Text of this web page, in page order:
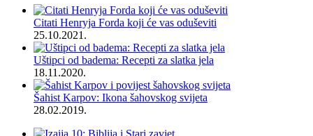
Citati Henryja Forda koji će vas oduševiti
25.10.2021.
Uštipci od badema: Recepti za slatka jela
18.11.2020.
Šahist Karpov: Ikona šahovskog svijeta
28.02.2019.